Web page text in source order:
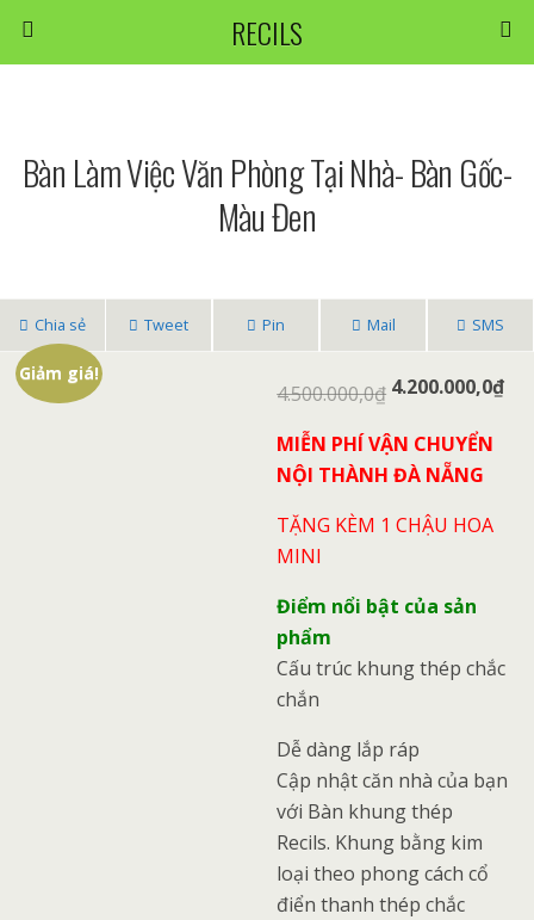
RECILS
Bàn Làm Việc Văn Phòng Tại Nhà- Bàn Gốc-
Màu Đen
Chia sẻ Tweet Pin Mail SMS
Giảm giá!
4.500.000,0₫ 4.200.000,0₫
MIỄN PHÍ VẬN CHUYỂN
NỘI THÀNH ĐÀ NẴNG
TẶNG KÈM 1 CHẬU HOA
MINI
Điểm nổi bật của sản
phẩm
Cấu trúc khung thép chắc
chắn
Dễ dàng lắp ráp
Cập nhật căn nhà của bạn
với Bàn khung thép
Recils. Khung bằng kim
loại theo phong cách cổ
điển thanh thép chắc